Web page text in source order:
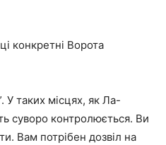
конкретні Ворота
У таких місцях, як Ла-
суворо контролюється. Ви
Вам потрібен дозвіл на